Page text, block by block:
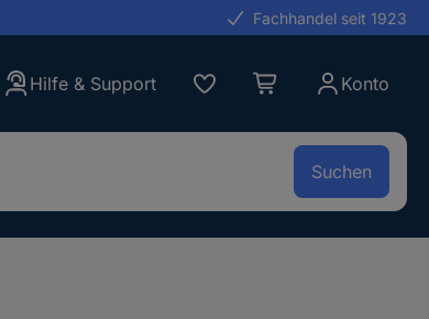
Fachhandel seit 1923
Hilfe & Support Konto
Suchen